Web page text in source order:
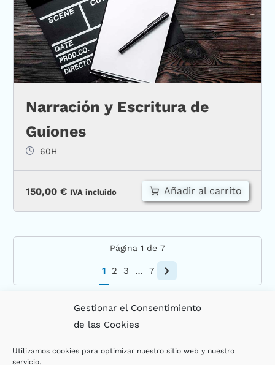
Gestionar el Consentimiento
de las Cookies
Utilizamos cookies para optimizar nuestro sitio web y nuestro
servicio.
Narración y Escritura de
Guiones
60H
150,00 € IVA incluido Añadir al carrito
Página 1 de 7
1 2 3 … 7